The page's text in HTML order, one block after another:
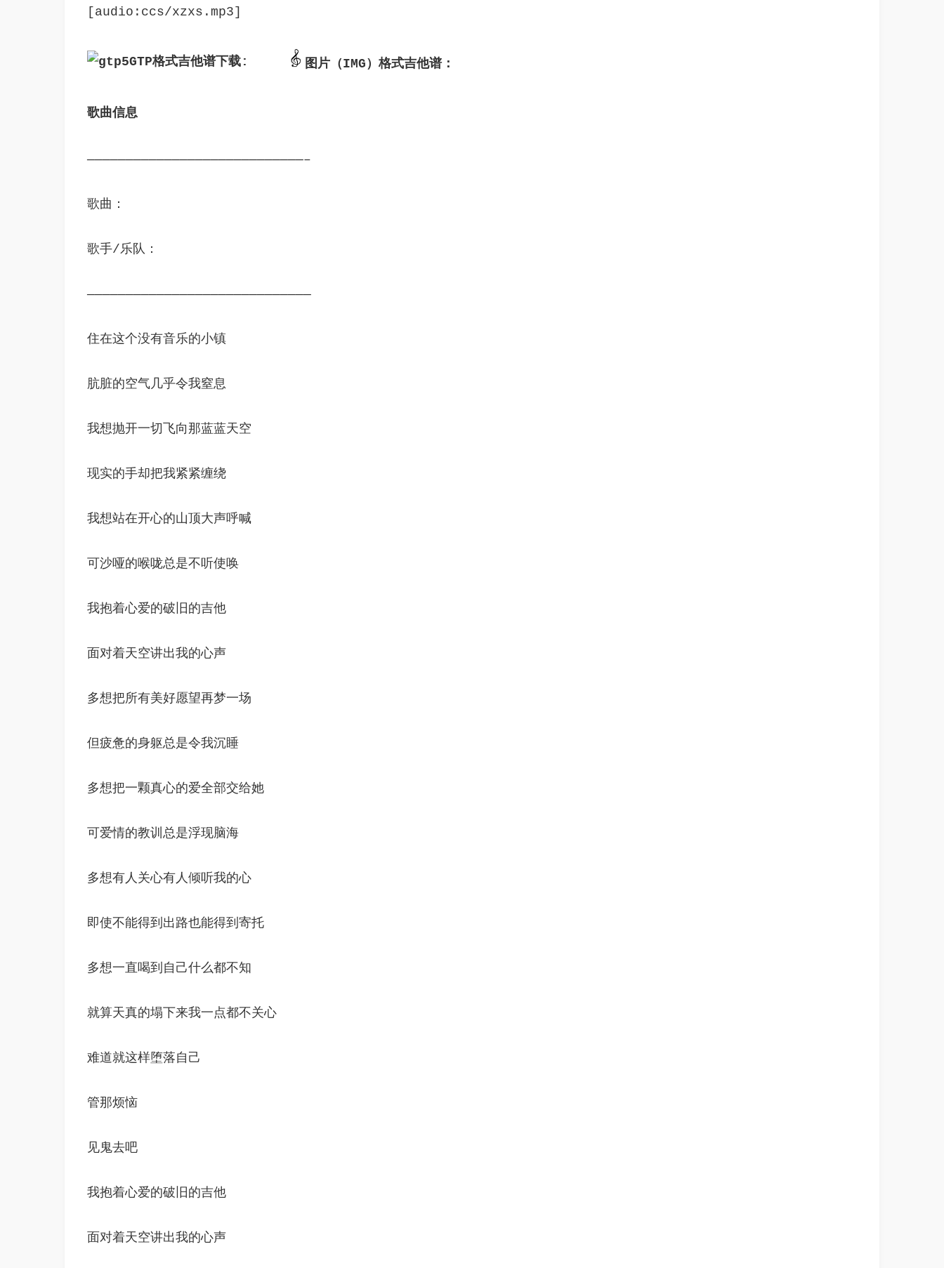
[audio:ccs/xzxs.mp3]
GTP格式吉他谱下载: 图片（IMG）格式吉他谱：
歌曲信息
————————————————————————————–
歌曲：
歌手/乐队：
—————————————————————————————
住在这个没有音乐的小镇
肮脏的空气几乎令我窒息
我想抛开一切飞向那蓝蓝天空
现实的手却把我紧紧缠绕
我想站在开心的山顶大声呼喊
可沙哑的喉咙总是不听使唤
我抱着心爱的破旧的吉他
面对着天空讲出我的心声
多想把所有美好愿望再梦一场
但疲惫的身躯总是令我沉睡
多想把一颗真心的爱全部交给她
可爱情的教训总是浮现脑海
多想有人关心有人倾听我的心
即使不能得到出路也能得到寄托
多想一直喝到自己什么都不知
就算天真的塌下来我一点都不关心
难道就这样堕落自己
管那烦恼
见鬼去吧
我抱着心爱的破旧的吉他
面对着天空讲出我的心声